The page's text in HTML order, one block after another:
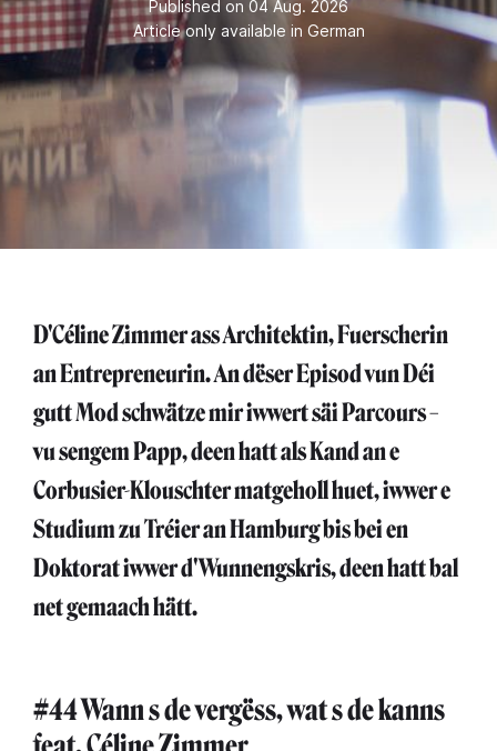
Published on 04 Aug. 2026
Article only available in German
D'Céline Zimmer ass Architektin, Fuerscherin
an Entrepreneurin. An dëser Episod vun Déi
gutt Mod schwätze mir iwwert säi Parcours –
vu sengem Papp, deen hatt als Kand an e
Corbusier-Klouschter matgeholl huet, iwwer e
Studium zu Tréier an Hamburg bis bei en
Doktorat iwwer d'Wunnengskris, deen hatt bal
net gemaach hätt.
#44 Wann s de vergëss, wat s de kanns